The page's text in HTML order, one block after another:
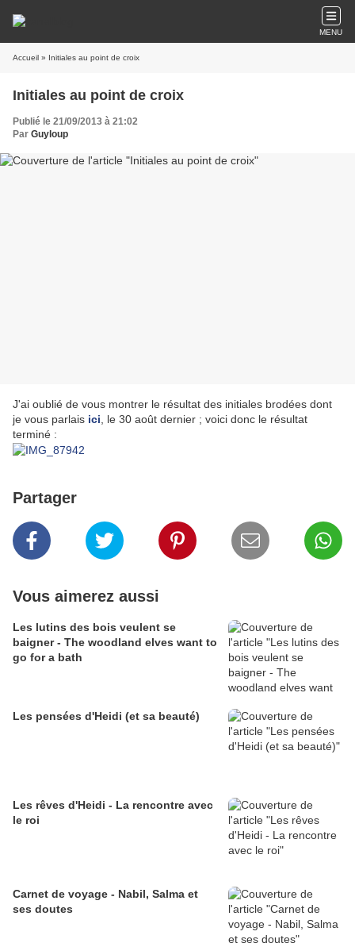
MENU
Accueil » Initiales au point de croix
Initiales au point de croix
Publié le 21/09/2013 à 21:02
Par Guyloup
J'ai oublié de vous montrer le résultat des initiales brodées dont
je vous parlais ici , le 30 août dernier ; voici donc le résultat
terminé :
Partager
Vous aimerez aussi
Les lutins des bois veulent se
baigner - The woodland elves want to
go for a bath
Les pensées d'Heidi (et sa beauté)
Les rêves d'Heidi - La rencontre avec
le roi
Carnet de voyage - Nabil, Salma et
ses doutes